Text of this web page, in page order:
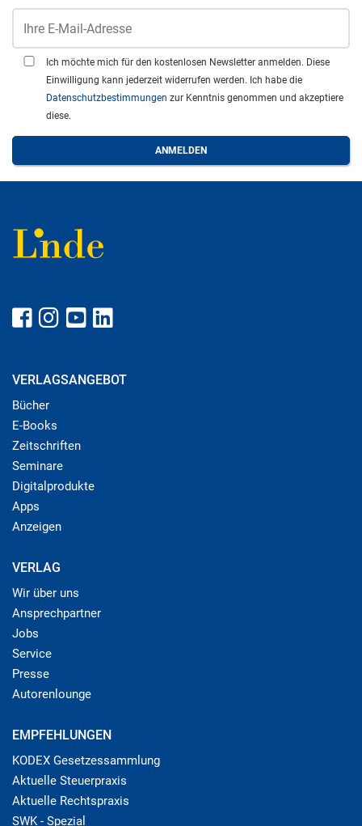
Ich möchte mich für den kostenlosen Newsletter anmelden. Diese
Einwilligung kann jederzeit widerrufen werden. Ich habe die
Datenschutzbestimmungen zur Kenntnis genommen und akzeptiere
diese.
VERLAGSANGEBOT
Bücher
E-Books
Zeitschriften
Seminare
Digitalprodukte
Apps
Anzeigen
VERLAG
Wir über uns
Ansprechpartner
Jobs
Service
Presse
Autorenlounge
EMPFEHLUNGEN
KODEX Gesetzessammlung
Aktuelle Steuerpraxis
Aktuelle Rechtspraxis
SWK - Spezial